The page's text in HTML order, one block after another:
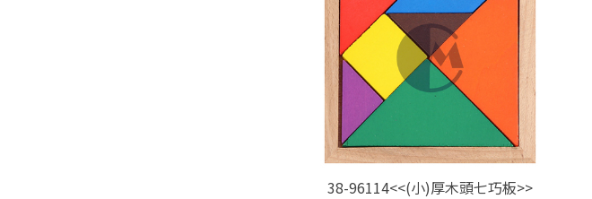
38-96114<<(小)厚木頭七巧板>>